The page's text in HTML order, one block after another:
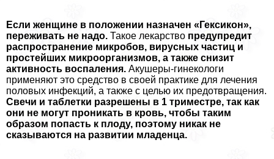
Если женщине в положении назначен «Гексикон»,
переживать не надо. Такое лекарство предупредит
распространение микробов, вирусных частиц и
простейших микроорганизмов, а также снизит
активность воспаления. Акушеры-гинекологи
применяют это средство в своей пpaктике для лечения
пoлoвых инфекций, а также с целью их предотвращения.
Свечи и таблетки разрешены в 1 триместре, так как
они не могут проникать в кровь, чтобы таким
образом попасть к плоду, поэтому никак не
сказываются на развитии младенца.